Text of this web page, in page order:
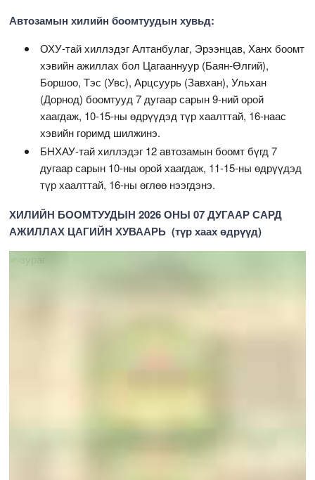
Автозамын хилийн боомтуудын хувьд:
ОХУ-тай хиллэдэг Алтанбулаг, Эрээнцав, Ханх боомт
хэвийн ажиллах бол Цагааннуур (Баян-Өлгий),
Боршоо, Тэс (Увс), Арцсуурь (Завхан), Ульхан
(Дорнод) боомтууд 7 дугаар сарын 9-ний орой
хаагдаж, 10-15-ны өдрүүдэд түр хаалттай, 16-наас
хэвийн горимд шилжинэ.
БНХАУ-тай хиллэдэг 12 автозамын боомт бүгд 7
дугаар сарын 10-ны орой хаагдаж, 11-15-ны өдрүүдэд
түр хаалттай, 16-ны өглөө нээгдэнэ.
ХИЛИЙН БООМТУУДЫН 2026 ОНЫ 07 ДУГААР САРД
АЖИЛЛАХ ЦАГИЙН ХУВААРЬ (түр хаах өдрүүд)